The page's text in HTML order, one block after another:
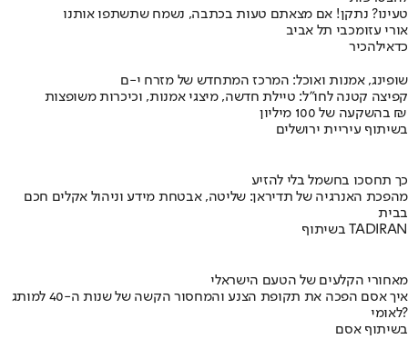
טעינו? נתקן! אם מצאתם טעות בכתבה, נשמח שתשתפו אותנו
אורי עזומכבי תל אביב
כדאילהכיר
שופינג, אמנות ואוכל: המרכז המתחדש של מזרח י-ם
קפיצה קטנה לחו"ל: טיילת חדשה, מיצגי אמנות, וכיכרות משופצות
בהשקעה של 100 מיליון ₪
בשיתוף עיריית ירושלים
כך תחסכו בחשמל בלי להזיע
מהפכת האנרגיה של תדיראן: שליטה, אבטחת מידע וניהול אקלים חכם
בבית
בשיתוף TADIRAN
מאחורי הקלעים של הטעם הישראלי
איך אסם הפכה את תקופת הצנע והמחסור הקשה של שנות ה-40 למותג
לאומי?
בשיתוף אסם